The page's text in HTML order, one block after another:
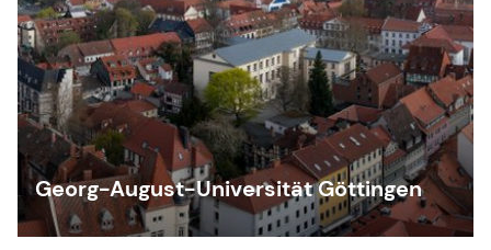
Georg-August-Universität Göttingen